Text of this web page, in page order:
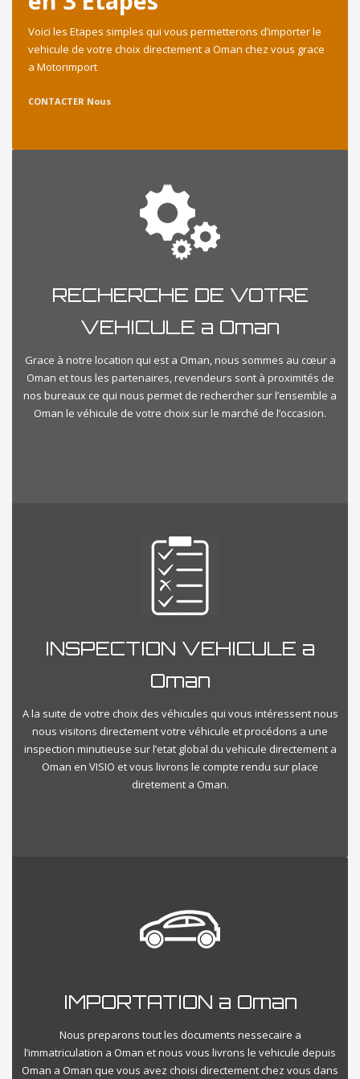
Voici les Etapes simples qui vous permetterons d’importer le
vehicule de votre choix directement a Oman chez vous grace
a Motorimport
CONTACTER Nous
RECHERCHE DE VOTRE
VEHICULE a Oman
Grace à notre location qui est a Oman, nous sommes au cœur a
Oman et tous les partenaires, revendeurs sont à proximités de
nos bureaux ce qui nous permet de rechercher sur l’ensemble a
Oman le véhicule de votre choix sur le marché de l’occasion.
INSPECTION VEHICULE a
Oman
A la suite de votre choix des véhicules qui vous intéressent nous
nous visitons directement votre véhicule et procédons a une
inspection minutieuse sur l’etat global du vehicule directement a
Oman en VISIO et vous livrons le compte rendu sur place
diretement a Oman.
IMPORTATION a Oman
Nous preparons tout les documents nessecaire a
l’immatriculation a Oman et nous vous livrons le vehicule depuis
Oman a Oman que vous avez choisi directement chez vous dans